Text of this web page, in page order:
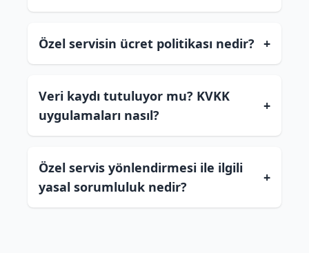
Özel servisin ücret politikası nedir? +
Veri kaydı tutuluyor mu? KVKK
uygulamaları nasıl?
+
Özel servis yönlendirmesi ile ilgili
yasal sorumluluk nedir?
+